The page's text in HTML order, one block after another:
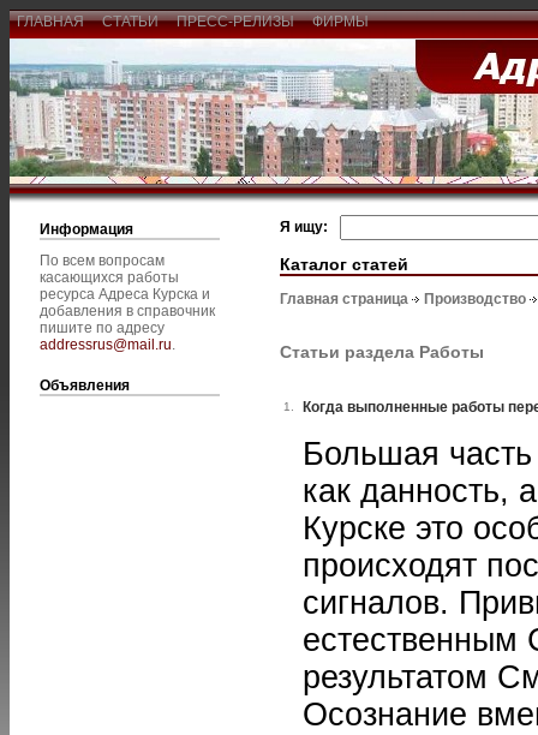
ГЛАВНАЯ СТАТЬИ ПРЕСС-РЕЛИЗЫ ФИРМЫ
Информация
По всем вопросам
касающихся работы
ресурса Адреса Курска и
добавления в справочник
пишите по адресу
addressrus@mail.ru.
Объявления
Я ищу:
Каталог статей
Главная страница Производство
Статьи раздела Работы
1. Когда выполненные работы
Большая
как данность,
Курске это
происходят
сигналов.
естественным
результатом
Осознание